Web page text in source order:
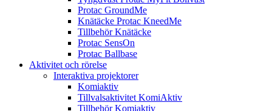
Protac GroundMe
Knätäcke Protac KneedMe
Tillbehör Knätäcke
Protac SensOn
Protac Ballbase
Aktivitet och rörelse
Interaktiva projektorer
Komiaktiv
Tillvalsaktivitet KomiAktiv
Tillbehör Komiaktiv